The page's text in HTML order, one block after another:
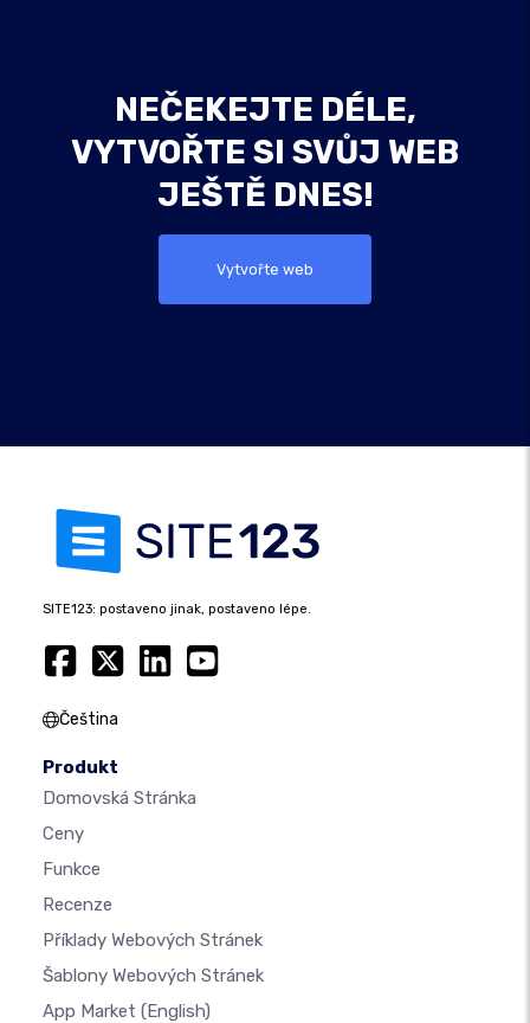
NEČEKEJTE DÉLE,
VYTVOŘTE SI SVŮJ WEB
JEŠTĚ DNES!
Vytvořte web
SITE123: postaveno jinak, postaveno lépe.
Čeština
Produkt
Domovská Stránka
Ceny
Funkce
Recenze
Příklady Webových Stránek
Šablony Webových Stránek
App Market (English)